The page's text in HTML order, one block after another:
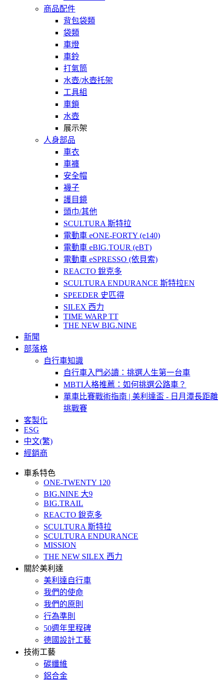
商品配件
背包袋類
袋類
車燈
車鈴
打氣筒
水壺/水壺托架
工具組
車鎖
水壺
展示架
人身部品
車衣
車褲
安全帽
襪子
護目鏡
頭巾/其他
SCULTURA 斯特拉
電動車 eONE-FORTY (e140)
電動車 eBIG.TOUR (eBT)
電動車 eSPRESSO (依貝索)
REACTO 銳克多
SCULTURA ENDURANCE 斯特拉EN
SPEEDER 史匹得
SILEX 西力
TIME WARP TT
THE NEW BIG.NINE
新聞
部落格
自行車知識
自行車入門必讀：挑選人生第一台車
MBTI人格推薦：如何挑選公路車？
單車比賽戰術指南 | 美利達盃 - 日月潭長距離
挑戰賽
客製化
ESG
中文(繁)
經銷商
車系特色
ONE-TWENTY 120
BIG.NINE 大9
BIG.TRAIL
REACTO 銳克多
SCULTURA 斯特拉
SCULTURA ENDURANCE
MISSION
THE NEW SILEX 西力
關於美利達
美利達自行車
我們的使命
我們的原則
行為準則
50週年里程碑
德國設計工藝
技術工藝
碳纖維
鋁合金